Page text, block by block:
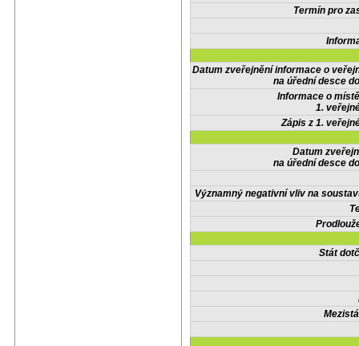
Termín pro
Datum zveřejnění informace o
na úřední desce
Informace o
1.
Zápis z 1.
Datum
na úřední desce
Významný negativní vliv na
Stát